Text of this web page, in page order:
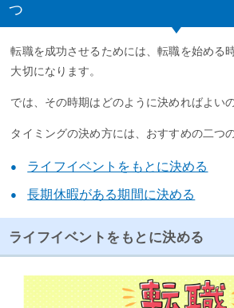
つ
転職を成功させるためには、転職を始める
大切になります。
では、その時期はどのように決めればよい
タイミングの決め方には、おすすめの二つ
ライフイベントをもとに決める
長期休暇がある期間に決める
ライフイベントをもとに決める